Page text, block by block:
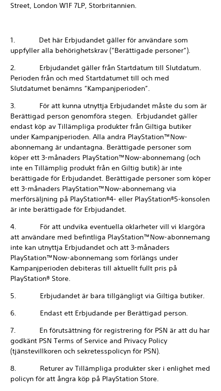
Street, London W1F 7LP, Storbritannien.
1. Det här Erbjudandet gäller för användare som
uppfyller alla behörighetskrav (”Berättigade personer”).
2. Erbjudandet gäller från Startdatum till Slutdatum.
Perioden från och med Startdatumet till och med
Slutdatumet benämns ”Kampanjperioden”.
3. För att kunna utnyttja Erbjudandet måste du som är
Berättigad person genomföra stegen. Erbjudandet gäller
endast köp av Tillämpliga produkter från Giltiga butiker
under Kampanjperioden. Alla andra PlayStation™Now-
abonnemang är undantagna. Berättigade personer som
köper ett 3-månaders PlayStation™Now-abonnemang (och
inte en Tillämplig produkt från en Giltig butik) är inte
berättigade för Erbjudandet. Berättigade personer som köper
ett 3-månaders PlayStation™Now-abonnemang via
merförsäljning på PlayStation®4- eller PlayStation®5-konsolen
är inte berättigade för Erbjudandet.
4. För att undvika eventuella oklarheter vill vi klargöra
att användare med befintliga PlayStation™Now-abonnemang
inte kan utnyttja Erbjudandet och att 3-månaders
PlayStation™Now-abonnemang som förlängs under
Kampanjperioden debiteras till aktuellt fullt pris på
PlayStation® Store.
5. Erbjudandet är bara tillgängligt via Giltiga butiker.
6. Endast ett Erbjudande per Berättigad person.
7. En förutsättning för registrering för PSN är att du har
godkänt PSN Terms of Service and Privacy Policy
(tjänstevillkoren och sekretesspolicyn för PSN).
8. Returer av Tillämpliga produkter sker i enlighet med
policyn för att ångra köp på PlayStation Store.